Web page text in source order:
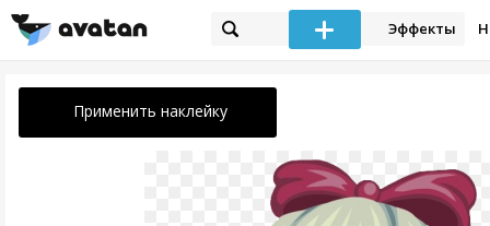
Эффекты
Применить наклейку